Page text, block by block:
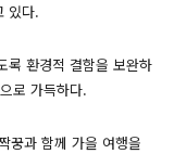
있다.
록 환경적 결함을 보완하
로 가득하다.
꿍과 함께 가을 여행을